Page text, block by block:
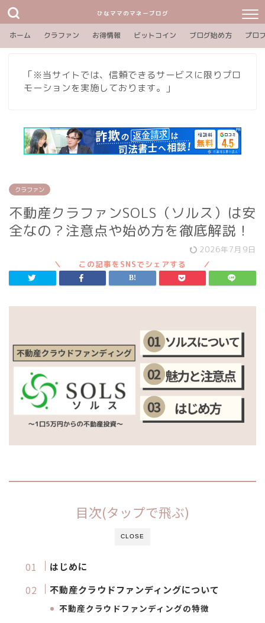
ひなママのマネーブログ
ホーム クラファン お得情報 ビットコイン ブログ始め方 プロ
「※当サイトでは、信頼できるサービスに限りプロ
モーションを実施しております。」
クラファン
不動産クラファンSOLS（ソルス）は安
全なの？注意点や始め方を徹底解説！
2026年7月9日
CLOSE
目次(タップで飛ぶ)
はじめに
不動産クラウドファンディングについて
不動産クラウドファンディングの特徴